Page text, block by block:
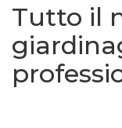
Tutto il